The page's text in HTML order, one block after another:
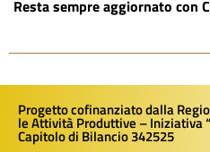
Resta sempre aggiornato con
Progetto cofinanziato dalla
le Attività Produttive – Iniziativa
Capitolo di Bilancio 342525